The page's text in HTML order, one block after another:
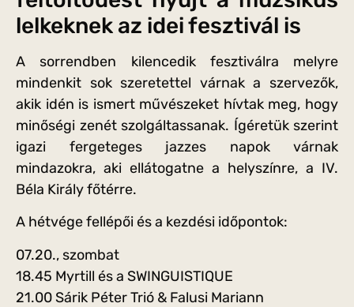
lelkeknek az idei fesztivál is
A sorrendben kilencedik fesztiválra melyre
mindenkit sok szeretettel várnak a szervezők,
akik idén is ismert művészeket hívtak meg, hogy
minőségi zenét szolgáltassanak. Ígéretük szerint
igazi fergeteges jazzes napok várnak
mindazokra, aki ellátogatne a helyszínre, a IV.
Béla Király főtérre.
A hétvége fellépői és a kezdési időpontok:
07.20., szombat
18.45 Myrtill és a SWINGUISTIQUE
21.00 Sárik Péter Trió & Falusi Mariann